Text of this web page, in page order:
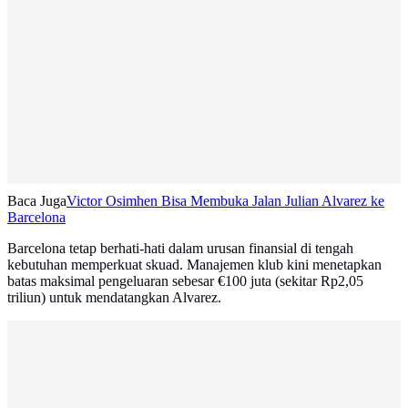
Baca JugaVictor Osimhen Bisa Membuka Jalan Julian Alvarez ke
Barcelona
Barcelona tetap berhati-hati dalam urusan finansial di tengah
kebutuhan memperkuat skuad. Manajemen klub kini menetapkan
batas maksimal pengeluaran sebesar €100 juta (sekitar Rp2,05
triliun) untuk mendatangkan Alvarez.